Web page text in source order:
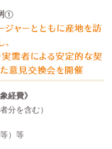
①
ジャーとともに産地を訪
、
実需者による安定的な契
意見交換会を開催
経費》
分を含む）
）等